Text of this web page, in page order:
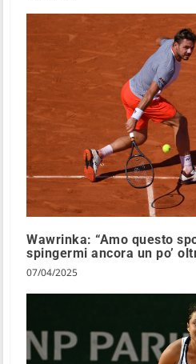
Wawrinka: “Amo questo
spingermi ancora un po’
07/04/2025